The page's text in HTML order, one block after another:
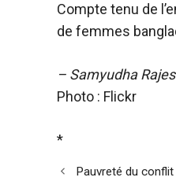
Compte tenu de
de femmes
– Samyudha
Photo : Flickr
*
Pauvreté du